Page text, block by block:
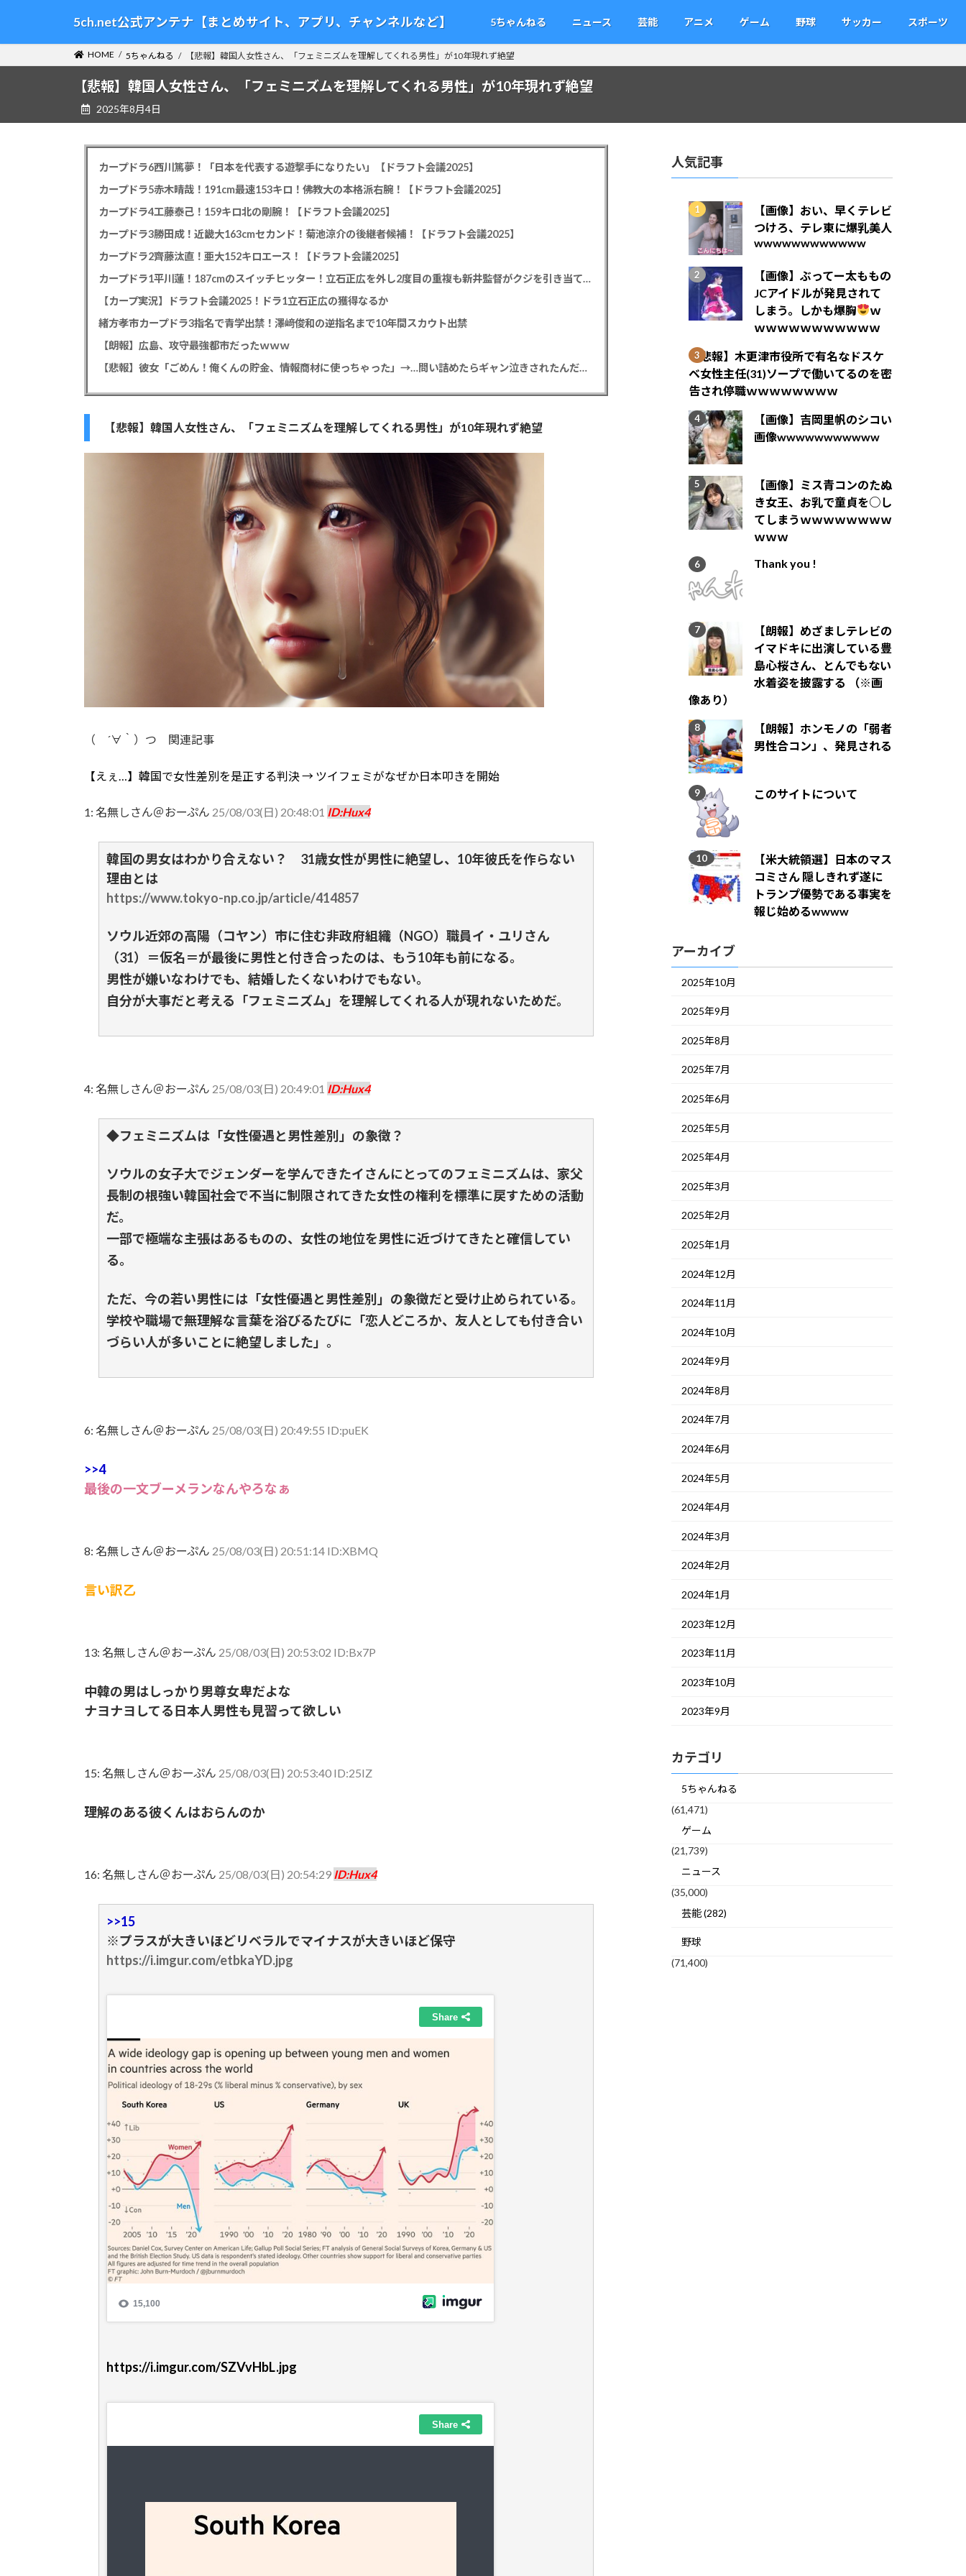
テ
ゲ
5ch.net公式アンテナ【まとめサイト、アプリ、チャンネルなど】 5ちゃんねる ニュース 芸能 アニメ ゲーム 野球 サッカー スポーツ
HOME 5ちゃんねる 【悲報】韓国人女性さん、「フェミニズムを理解してくれる男性」が10年現れず絶望
【悲報】韓国人女性さん、「フェミニズムを理解してくれる男性」が10年現れず絶望
2025年8月4日
カープドラ6西川篤夢！「日本を代表する遊撃手になりたい」【ドラフト会議2025】
カープドラ5赤木晴哉！191cm最速153キロ！佛教大の本格派右腕！【ドラフト会議2025】
カープドラ4工藤泰己！159キロ北の剛腕！【ドラフト会議2025】
カープドラ3勝田成！近畿大163cmセカンド！菊池涼介の後継者候補！【ドラフト会議2025】
カープドラ2齊藤汰直！亜大152キロエース！【ドラフト会議2025】
カープドラ1平川蓮！187cmのスイッチヒッター！立石正広を外し2度目の重複も新井監督がクジを引き当てる！【ドラフト会議2025】
【カープ実況】ドラフト会議2025！ドラ1立石正広の獲得なるか
緒方孝市カープドラ3指名で青学出禁！澤﨑俊和の逆指名まで10年間スカウト出禁
【朗報】広島、攻守最強都市だったｗｗｗ
【悲報】彼女「ごめん！俺くんの貯金、情報商材に使っちゃった」→…問い詰めたらギャン泣きされたんだが俺が悪いのか？
【悲報】韓国人女性さん、「フェミニズムを理解してくれる男性」が10年現れず絶望
（ ´∀｀）つ 関連記事
【えぇ…】韓国で女性差別を是正する判決 → ツイフェミがなぜか日本叩きを開始
1: 名無しさん＠おーぷん 25/08/03(日) 20:48:01 ID:Hux4
韓国の男女はわかり合えない？ 31歳女性が男性に絶望し、10年彼氏を作らない
理由とは
https://www.tokyo-np.co.jp/article/414857
ソウル近郊の高陽（コヤン）市に住む非政府組織（NGO）職員イ・ユリさん
（31）＝仮名＝が最後に男性と付き合ったのは、もう10年も前になる。
男性が嫌いなわけでも、結婚したくないわけでもない。
自分が大事だと考える「フェミニズム」を理解してくれる人が現れないためだ。
4: 名無しさん＠おーぷん 25/08/03(日) 20:49:01 ID:Hux4
◆フェミニズムは「女性優遇と男性差別」の象徴？
ソウルの女子大でジェンダーを学んできたイさんにとってのフェミニズムは、家父
長制の根強い韓国社会で不当に制限されてきた女性の権利を標準に戻すための活動
だ。
一部で極端な主張はあるものの、女性の地位を男性に近づけてきたと確信してい
る。
ただ、今の若い男性には「女性優遇と男性差別」の象徴だと受け止められている。
学校や職場で無理解な言葉を浴びるたびに「恋人どころか、友人としても付き合い
づらい人が多いことに絶望しました」。
6: 名無しさん＠おーぷん 25/08/03(日) 20:49:55 ID:puEK
>>4
最後の一文ブーメランなんやろなぁ
8: 名無しさん＠おーぷん 25/08/03(日) 20:51:14 ID:XBMQ
言い訳乙
13: 名無しさん＠おーぷん 25/08/03(日) 20:53:02 ID:Bx7P
中韓の男はしっかり男尊女卑だよな
ナヨナヨしてる日本人男性も見習って欲しい
15: 名無しさん＠おーぷん 25/08/03(日) 20:53:40 ID:25IZ
理解のある彼くんはおらんのか
16: 名無しさん＠おーぷん 25/08/03(日) 20:54:29 ID:Hux4
>>15
※プラスが大きいほどリベラルでマイナスが大きいほど保守
https://i.imgur.com/etbkaYD.jpg
https://i.imgur.com/SZVvHbL.jpg
人気記事
【画像】おい、早くテレビ
つけろ、テレ東に爆乳美人
wwwwwwwwwwww
【画像】ぶってー太ももの
JCアイドルが発見されて
しまう。しかも爆胸
ｗ
ｗｗｗｗｗｗｗｗｗｗｗ
【悲報】木更津市役所で有名なドスケ
ベ女性主任(31)ソープで働いてるのを密
告され停職ｗｗｗｗｗｗｗｗ
【画像】吉岡里帆のシコい
画像wwwwwwwwwww
【画像】ミス青コンのたぬ
き女王、お乳で童貞を○し
てしまうｗｗｗｗｗｗｗｗ
ｗｗｗ
Thank you !
【朗報】めざましテレビの
イマドキに出演している豊
島心桜さん、とんでもない
水着姿を披露する （※画
像あり）
【朗報】ホンモノの「弱者
男性合コン」、発見される
このサイトについて
【米大統領選】日本のマス
コミさん 隠しきれず遂に
トランプ優勢である事実を
報じ始めるwwww
アーカイブ
2025年10月
2025年9月
2025年8月
2025年7月
2025年6月
2025年5月
2025年4月
2025年3月
2025年2月
2025年1月
2024年12月
2024年11月
2024年10月
2024年9月
2024年8月
2024年7月
2024年6月
2024年5月
2024年4月
2024年3月
2024年2月
2024年1月
2023年12月
2023年11月
2023年10月
2023年9月
カテゴリ
5ちゃんねる
(61,471)
ゲーム
(21,739)
ニュース
(35,000)
芸能 (282)
野球
(71,400)